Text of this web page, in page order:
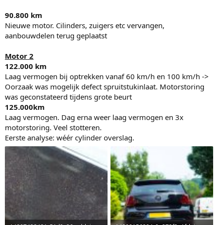
90.800 km
Nieuwe motor. Cilinders, zuigers etc vervangen,
aanbouwdelen terug geplaatst
Motor 2
122.000 km
Laag vermogen bij optrekken vanaf 60 km/h en 100 km/h ->
Oorzaak was mogelijk defect spruitstukinlaat. Motorstoring
was geconstateerd tijdens grote beurt
125.000km
Laag vermogen. Dag erna weer laag vermogen en 3x
motorstoring. Veel stotteren.
Eerste analyse: wéér cylinder overslag.